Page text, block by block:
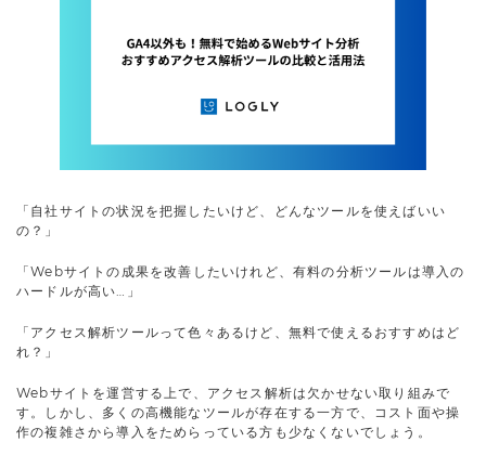
「自社サイトの状況を把握したいけど、どんなツールを使えばいい
の？」
「Webサイトの成果を改善したいけれど、有料の分析ツールは導入の
ハードルが高い…」
「アクセス解析ツールって色々あるけど、無料で使えるおすすめはど
れ？」
Webサイトを運営する上で、アクセス解析は欠かせない取り組みで
す。しかし、多くの高機能なツールが存在する一方で、コスト面や操
作の複雑さから導入をためらっている方も少なくないでしょう。